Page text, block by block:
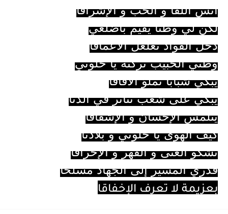
أنس اللقا و الحب و الإشراقا
لكن لي وطنا يقيم بأضلعي
دخل الفؤاد تغلغل الأعماقا
وطني الحبيب تركته يا حلوتي
يبكي شبابا تملؤ الآفاقا
يبكي على شعب تناثر في الدنا
يتلمس الإحسان و الإشفاقا
كيف الهوى يا حلوتي و بلادنا
تشكو العنى و القهر و الإحراقا
قدري المسير إلى الجهاد مسلحا
بعزيمة لا تعرف الإخفاقا